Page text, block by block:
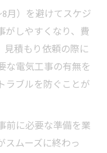
月）を避けてスケジ
がしやすくなり、費
見積もり依頼の際に
な電気工事の有無を
ラブルを防ぐことが
前に必要な準備を業
スムーズに終わっ